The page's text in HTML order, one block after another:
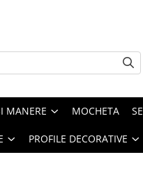
MANERE MOCHETA
PROFILE DECORATIVE